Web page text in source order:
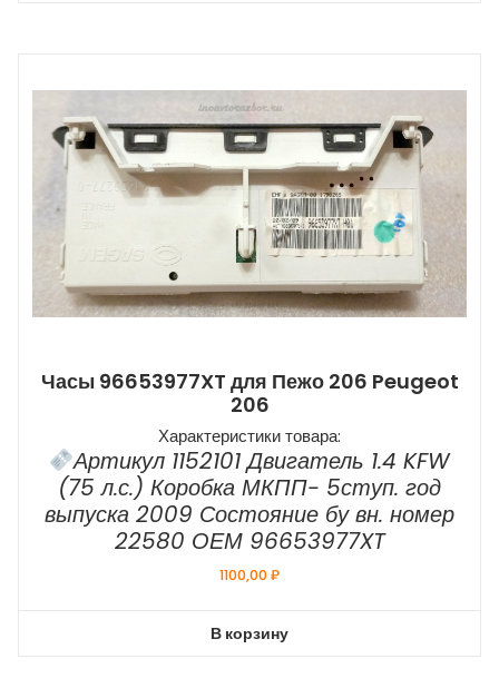
Часы 96653977XT для Пежо 206 Peugeot
206
Характеристики товара:
Артикул 1152101 Двигатель 1.4 KFW
(75 л.с.) Коробка МКПП- 5ступ. год
выпуска 2009 Состояние бу вн. номер
22580 ОЕМ 96653977XT
1100,00₽
В корзину